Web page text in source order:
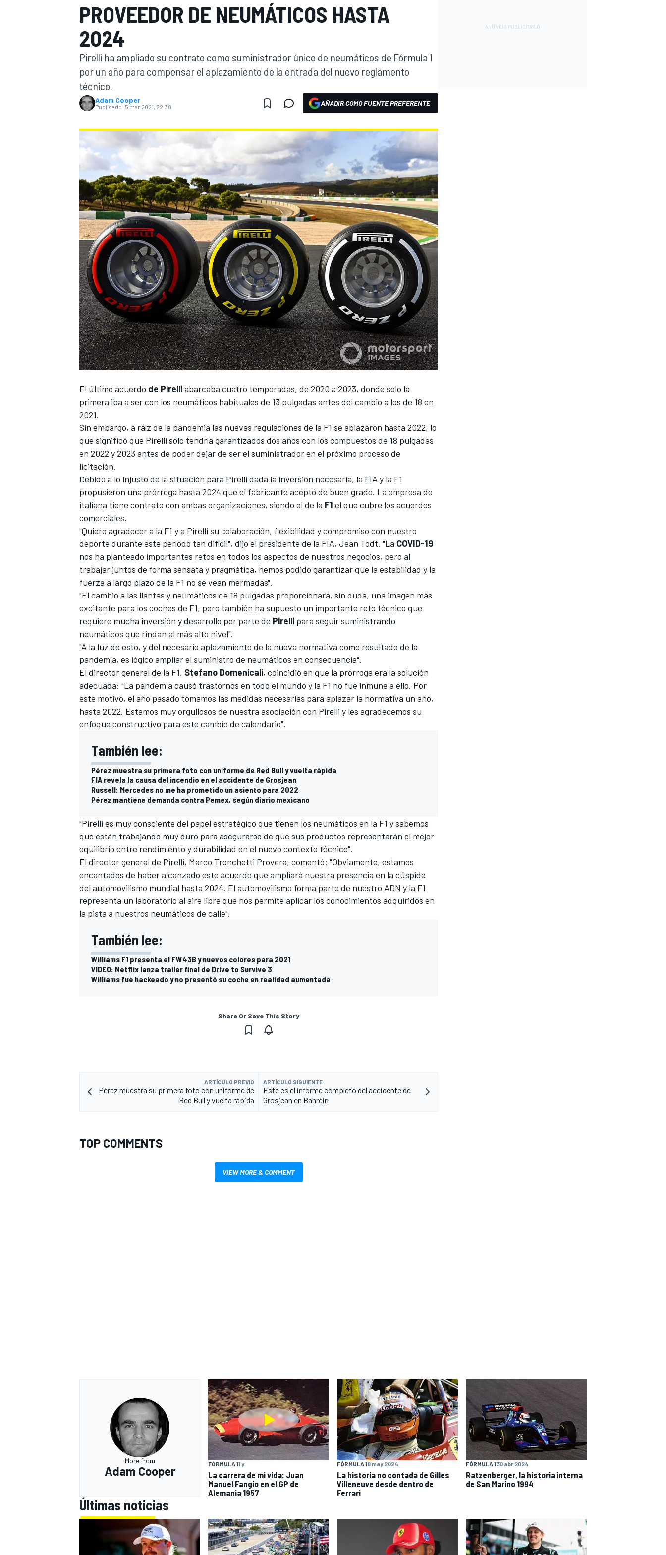
FÓRMULA E MOTO
NASCARINDYCARSPORTSCAR
MÁS
PROVEEDOR DE NEUMÁTICOS HASTA
2024
Pirelli ha ampliado su contrato como suministrador único de neumáticos de Fórmula 1
por un año para compensar el aplazamiento de la entrada del nuevo reglamento
técnico.
Adam Cooper
Publicado: 5 mar 2021, 22:38 AÑADIR COMO FUENTE PREFERENTE
El último acuerdo de Pirelliabarcaba cuatro temporadas, de 2020 a 2023, donde solo la
primera iba a ser con los neumáticos habituales de 13 pulgadas antes del cambio a los de 18 en
2021.
Sin embargo, a raíz de la pandemia las nuevas regulaciones de la F1 se aplazaron hasta 2022, lo
que significó que Pirelli solo tendría garantizados dos años con los compuestos de 18 pulgadas
en 2022 y 2023 antes de poder dejar de ser el suministrador en el próximo proceso de
licitación.
Debido a lo injusto de la situación para Pirelli dada la inversión necesaria, la FIA y la F1
propusieron una prórroga hasta 2024 que el fabricante aceptó de buen grado. La empresa de
italiana tiene contrato con ambas organizaciones, siendo el de la F1 el que cubre los acuerdos
comerciales.
"Quiero agradecer a la F1 y a Pirelli su colaboración, flexibilidad y compromiso con nuestro
deporte durante este período tan difícil", dijo el presidente de la FIA, Jean Todt. "La COVID-19
nos ha planteado importantes retos en todos los aspectos de nuestros negocios, pero al
trabajar juntos de forma sensata y pragmática, hemos podido garantizar que la estabilidad y la
fuerza a largo plazo de la F1 no se vean mermadas".
"El cambio a las llantas y neumáticos de 18 pulgadas proporcionará, sin duda, una imagen más
excitante para los coches de F1, pero también ha supuesto un importante reto técnico que
requiere mucha inversión y desarrollo por parte de Pirelli para seguir suministrando
neumáticos que rindan al más alto nivel".
"A la luz de esto, y del necesario aplazamiento de la nueva normativa como resultado de la
pandemia, es lógico ampliar el suministro de neumáticos en consecuencia".
El director general de la F1, Stefano Domenicali, coincidió en que la prórroga era la solución
adecuada: "La pandemia causó trastornos en todo el mundo y la F1 no fue inmune a ello. Por
este motivo, el año pasado tomamos las medidas necesarias para aplazar la normativa un año,
hasta 2022. Estamos muy orgullosos de nuestra asociación con Pirelli y les agradecemos su
enfoque constructivo para este cambio de calendario".
También lee:
Pérez muestra su primera foto con uniforme de Red Bull y vuelta rápida
FIA revela la causa del incendio en el accidente de Grosjean
Russell: Mercedes no me ha prometido un asiento para 2022
Pérez mantiene demanda contra Pemex, según diario mexicano
"Pirelli es muy consciente del papel estratégico que tienen los neumáticos en la F1 y sabemos
que están trabajando muy duro para asegurarse de que sus productos representarán el mejor
equilibrio entre rendimiento y durabilidad en el nuevo contexto técnico".
El director general de Pirelli, Marco Tronchetti Provera, comentó: "Obviamente, estamos
encantados de haber alcanzado este acuerdo que ampliará nuestra presencia en la cúspide
del automovilismo mundial hasta 2024. El automovilismo forma parte de nuestro ADN y la F1
representa un laboratorio al aire libre que nos permite aplicar los conocimientos adquiridos en
la pista a nuestros neumáticos de calle".
También lee:
Williams F1 presenta el FW43B y nuevos colores para 2021
VIDEO: Netflix lanza trailer final de Drive to Survive 3
Williams fue hackeado y no presentó su coche en realidad aumentada
Share Or Save This Story
ARTÍCULO PREVIO
Pérez muestra su primera foto con uniforme de
Red Bull y vuelta rápida
ARTÍCULO SIGUIENTE
Este es el informe completo del accidente de
Grosjean en Bahréin
TOP COMMENTS
VIEW MORE & COMMENT
More from
Adam Cooper
FÓRMULA 11 y
La carrera de mi vida: Juan
Manuel Fangio en el GP de
Alemania 1957
FÓRMULA 18 may 2024
La historia no contada de Gilles
Villeneuve desde dentro de
Ferrari
FÓRMULA 130 abr 2024
Ratzenberger, la historia interna
de San Marino 1994
Últimas noticias